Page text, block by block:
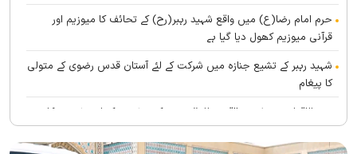
حرم امام رضا(ع) میں واقع شہید رہبر(رح) کے تحائف کا میوزیم اور
قرآنی میوزیم کھول دیا گیا ہے
شہید رہبر کے تشیع جنازہ میں شرکت کے لئے آستان قدس رضوی کے متولی
کا پیغام
بین الاقوامی سطح پر ’’قومو للہ‘‘ نعرے کی تشریح کے لئے نشست کا
انعقاد